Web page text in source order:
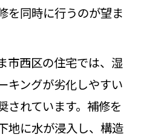
を同時に行うのが望ま
市西区の住宅では、湿
キングが劣化しやすい
されています。補修を
地に水が浸入し、構造